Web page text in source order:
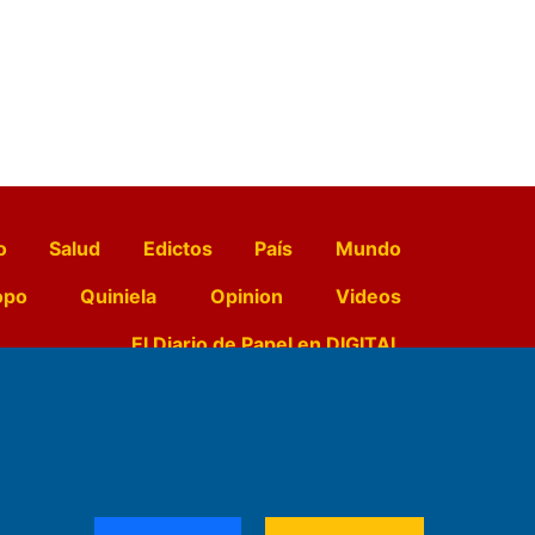
Salud Edictos País
Mundo
Quiniela Opinion
Videos
El Diario de Papel en DIGITAL